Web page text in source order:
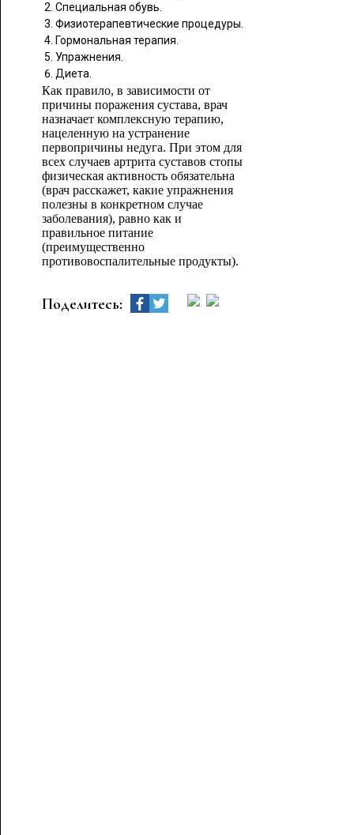
Специальная обувь.
Физиотерапевтические процедуры.
Гормональная терапия.
Упражнения.
Диета.
Как правило, в зависимости от
причины поражения сустава, врач
назначает комплексную терапию,
нацеленную на устранение
первопричины недуга. При этом для
всех случаев артрита суставов стопы
физическая активность обязательна
(врач расскажет, какие упражнения
полезны в конкретном случае
заболевания), равно как и
правильное питание
(преимущественно
противовоспалительные продукты).
Поделитесь: